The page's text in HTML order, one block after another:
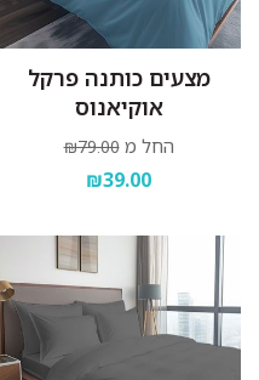
מצעים כותנה פרקל
אוקיאנוס
החל מ ₪79.00
₪39.00